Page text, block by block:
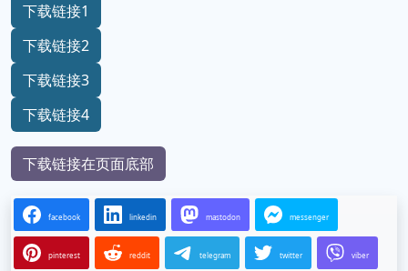
下载链接1
下载链接2
下载链接3
下载链接4
下载链接在页面底部
facebook linkedin mastodon messenger
pinterest reddit telegram twitter viber